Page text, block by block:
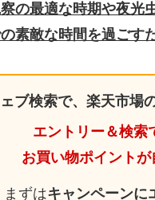
の最適な時期や夜光
素敵な時間を過ごす
ブ検索で、楽天市場
エントリー＆検索
お買い物ポイントが
まずはキャンペーンに